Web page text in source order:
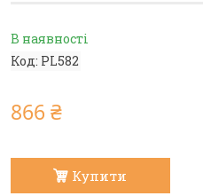
В наявності
Код: PL582
866 ₴
Купити